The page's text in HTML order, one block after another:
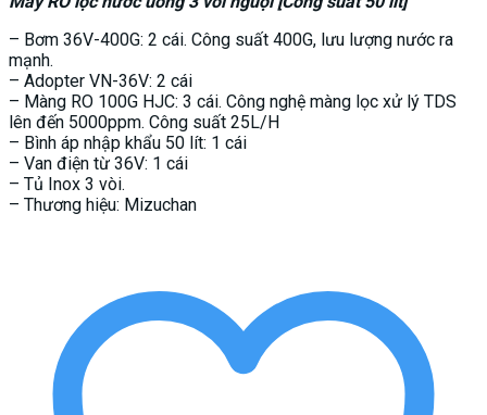
– Bơm 36V-400G: 2 cái. Công suất 400G, lưu lượng nước ra
mạnh.
– Adopter VN-36V: 2 cái
– Màng RO 100G HJC: 3 cái. Công nghệ màng lọc xử lý TDS
lên đến 5000ppm. Công suất 25L/H
– Bình áp nhập khẩu 50 lít: 1 cái
– Van điện từ 36V: 1 cái
– Tủ Inox 3 vòi.
– Thương hiệu: Mizuchan